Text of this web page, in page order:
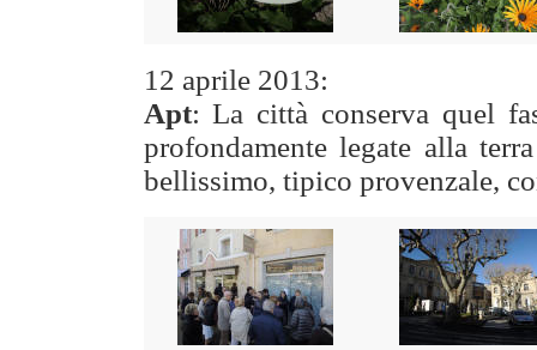
12 aprile 2013:
Apt: La città conserva quel
profondamente legate alla
bellissimo, tipico provenzale,